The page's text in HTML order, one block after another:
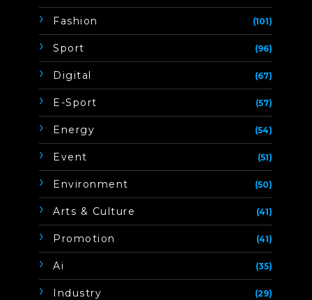
Fashion (101)
Sport (96)
Digital (67)
E-Sport (57)
Energy (54)
Event (51)
Environment (50)
Arts & Culture (41)
Promotion (41)
Ai (35)
Industry (29)